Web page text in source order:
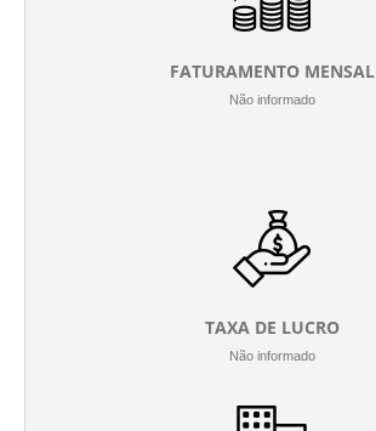
FATURAMENTO MENSAL
Não informado
TAXA DE LUCRO
Não informado